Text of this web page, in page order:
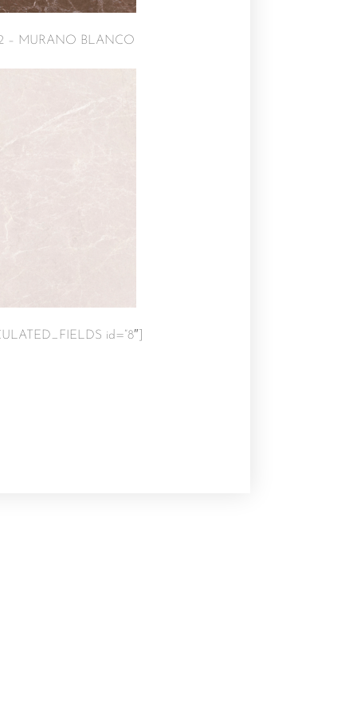
– MURANO BLANCO
id=”8″]